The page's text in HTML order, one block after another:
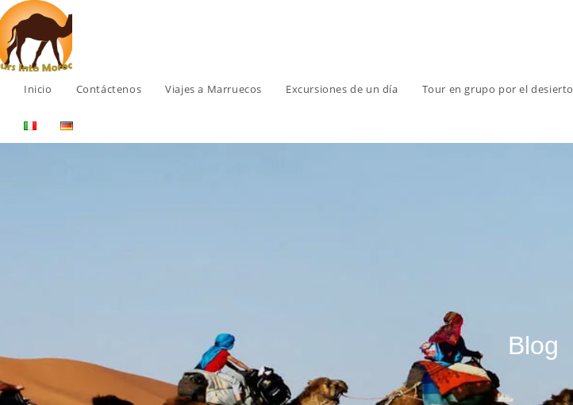
Inicio Contáctenos Viajes a Marruecos Excursiones de un día Tour en grupo por el desierto
Blog